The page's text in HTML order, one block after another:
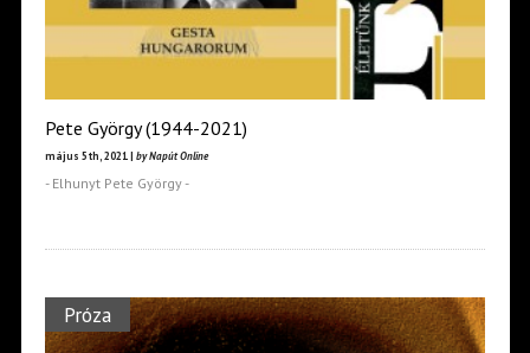
Pete György (1944-2021)
május 5th, 2021 | by Napút Online
- Elhunyt Pete György -
Próza